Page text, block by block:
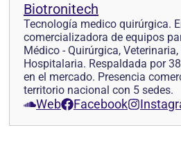
Biotronitech
Tecnología medico quirúrgica.
comercializadora de equipos
Médico - Quirúrgica,
Hospitalaria. Respaldada por
en el mercado. Presencia
territorio nacional con 5 sedes.
Web Facebook